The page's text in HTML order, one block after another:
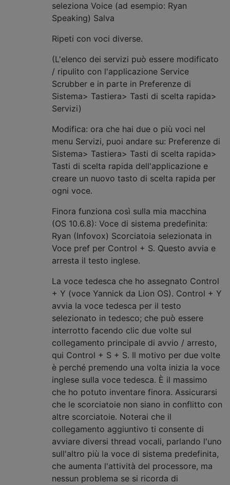
seleziona Voice (ad esempio: Ryan
Speaking) Salva
Ripeti con voci diverse.
(L'elenco dei servizi può essere modificato
/ ripulito con l'applicazione Service
Scrubber e in parte in Preferenze di
Sistema> Tastiera> Tasti di scelta rapida>
Servizi)
Modifica: ora che hai due o più voci nel
menu Servizi, puoi andare su: Preferenze di
Sistema> Tastiera> Tasti di scelta rapida>
Tasti di scelta rapida dell'applicazione e
creare un nuovo tasto di scelta rapida per
ogni voce.
Finora funziona così sulla mia macchina
(OS 10.6.8): Voce di sistema predefinita:
Ryan (Infovox) Scorciatoia selezionata in
Voce pref per Control + S. Questo avvia e
arresta il testo inglese.
La voce tedesca che ho assegnato Control
+ Y (voce Yannick da Lion OS). Control + Y
avvia la voce tedesca per il testo
selezionato in tedesco; che può essere
interrotto facendo clic due volte sul
collegamento principale di avvio / arresto,
qui Control + S + S. Il motivo per due volte
è perché premendo una volta inizia la voce
inglese sulla voce tedesca. È il massimo
che ho potuto inventare finora. Assicurarsi
che le scorciatoie non siano in conflitto con
altre scorciatoie. Noterai che il
collegamento aggiuntivo ti consente di
avviare diversi thread vocali, parlando l'uno
sull'altro più la voce di sistema predefinita,
che aumenta l'attività del processore, ma
nessun problema se si ricorda di